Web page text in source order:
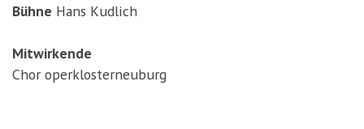
Bühne Hans Kudlich
Mitwirkende
Chor operklosterneuburg